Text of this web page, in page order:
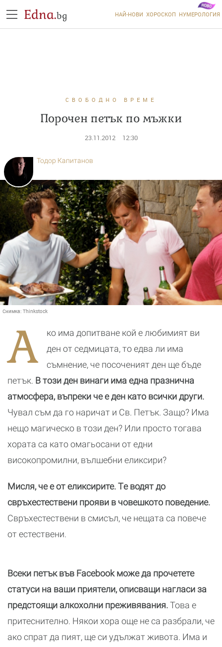
Edna.bg НАЙ-НОВИ ХОРОСКОП НУМЕРОЛОГИЯ
СВОБОДНО ВРЕМЕ
Порочен петък по мъжки
23.11.2012 12:30
Снимка: Thinkstock
Тодор Капитанов
А
ко има допитване кой е любимият ви
ден от седмицата, то едва ли има
съмнение, че посоченият ден ще бъде
петък. В този ден винаги има една празнична
атмосфера, въпреки че е ден като всички други.
Чувал съм да го наричат и Св. Петък. Защо? Има
нещо магическо в този ден? Или просто тогава
хората са като омагьосани от едни
високопромилни, вълшебни еликсири?
Мисля, че е от еликсирите. Tе водят до
свръхестествени прояви в човешкото поведение.
Свръхестествени в смисъл, че нещата са повече
от естествени.
Всеки петък във Facebook може да прочетете
статуси на ваши приятели, описващи нагласи за
предстоящи алкохолни преживявания.Това е
притеснително. Някои хора още не са разбрали, че
ако спрат да пият, ще си удължат живота. Има и